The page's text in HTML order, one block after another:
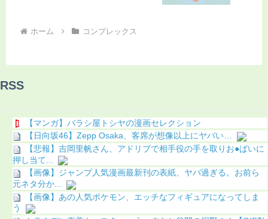
ホーム コンプレックス
RSS
【マンガ】バラシ屋トシヤの漫画セレクション
【日向坂46】Zepp Osaka、客席が想像以上にヤバい…
【悲報】吉岡里帆さん、アドリブで相手役の手を取りお●ぱいに
押し当て...
【画像】ジャンプ人気漫画最新刊の表紙、ヤバ過ぎる。お前ら
元ネタ分か...
【画像】あの人気ポケモン、エッチなフィギュアになってしま
う